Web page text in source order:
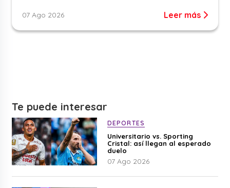
07 Ago 2026 Leer más
Te puede interesar
DEPORTES
Universitario vs. Sporting
Cristal: así llegan al esperado
duelo
07 Ago 2026